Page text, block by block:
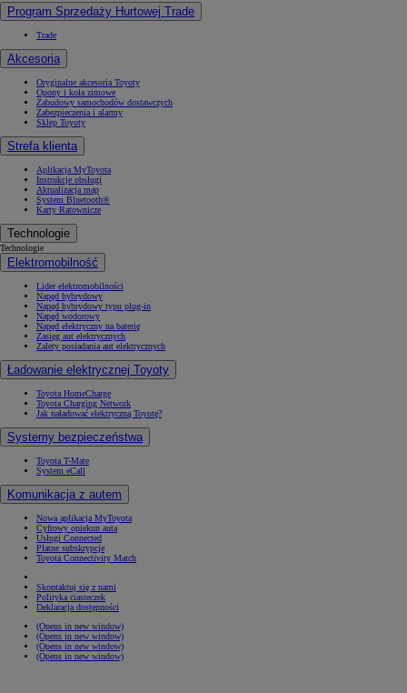
Program Sprzedaży Hurtowej Trade
Trade
Akcesoria
Oryginalne akcesoria Toyoty
Opony i koła zimowe
Zabudowy samochodów dostawczych
Zabezpieczenia i alarmy
Sklep Toyoty
Strefa klienta
Aplikacja MyToyota
Instrukcje obsługi
Aktualizacja map
System Bluetooth®
Karty Ratownicze
Technologie
Technologie
Elektromobilność
Lider elektromobilności
Napęd hybrydowy
Napęd hybrydowy typu plug-in
Napęd wodorowy
Napęd elektryczny na baterię
Zasięg aut elektrycznych
Zalety posiadania aut elektrycznych
Ładowanie elektrycznej Toyoty
Toyota HomeCharge
Toyota Charging Network
Jak naładować elektryczną Toyotę?
Systemy bezpieczeństwa
Toyota T-Mate
System eCall
Komunikacja z autem
Nowa aplikacja MyToyota
Cyfrowy opiekun auta
Usługi Connected
Płatne subskrypcje
Toyota Connectivity Match
Skontaktuj się z nami
Polityka ciasteczek
Deklaracja dostępności
(Opens in new window)
(Opens in new window)
(Opens in new window)
(Opens in new window)